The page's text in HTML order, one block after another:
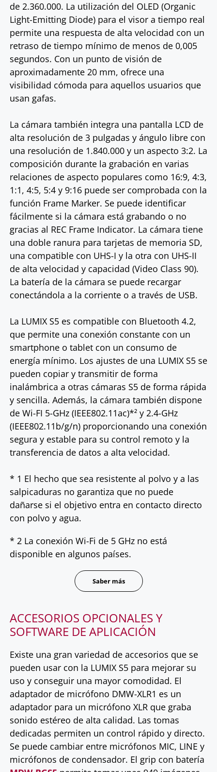
de 2.360.000. La utilización del OLED (Organic
Light-Emitting Diode) para el visor a tiempo real
permite una respuesta de alta velocidad con un
retraso de tiempo mínimo de menos de 0,005
segundos. Con un punto de visión de
aproximadamente 20 mm, ofrece una
visibilidad cómoda para aquellos usuarios que
usan gafas.
La cámara también integra una pantalla LCD de
alta resolución de 3 pulgadas y ángulo libre con
una resolución de 1.840.000 y un aspecto 3:2. La
composición durante la grabación en varias
relaciones de aspecto populares como 16:9, 4:3,
1:1, 4:5, 5:4 y 9:16 puede ser comprobada con la
función Frame Marker. Se puede identificar
fácilmente si la cámara está grabando o no
gracias al REC Frame Indicator. La cámara tiene
una doble ranura para tarjetas de memoria SD,
una compatible con UHS-I y la otra con UHS-II
de alta velocidad y capacidad (Video Class 90).
La batería de la cámara se puede recargar
conectándola a la corriente o a través de USB.
La LUMIX S5 es compatible con Bluetooth 4.2,
que permite una conexión constante con un
smartphone o tablet con un consumo de
energía mínimo. Los ajustes de una LUMIX S5 se
pueden copiar y transmitir de forma
inalámbrica a otras cámaras S5 de forma rápida
y sencilla. Además, la cámara también dispone
de Wi-FI 5-GHz (IEEE802.11ac)*² y 2.4-GHz
(IEEE802.11b/g/n) proporcionando una conexión
segura y estable para su control remoto y la
transferencia de datos a alta velocidad.
* 1 El hecho que sea resistente al polvo y a las
salpicaduras no garantiza que no puede
dañarse si el objetivo entra en contacto directo
con polvo y agua.
* 2 La conexión Wi-Fi de 5 GHz no está
disponible en algunos países.
Saber más
ACCESORIOS OPCIONALES Y
SOFTWARE DE APLICACIÓN
Existe una gran variedad de accesorios que se
pueden usar con la LUMIX S5 para mejorar su
uso y conseguir una mayor comodidad. El
adaptador de micrófono DMW-XLR1 es un
adaptador para un micrófono XLR que graba
sonido estéreo de alta calidad. Las tomas
dedicadas permiten un control rápido y directo.
Se puede cambiar entre micrófonos MIC, LINE y
micrófonos de condensador. El grip con batería